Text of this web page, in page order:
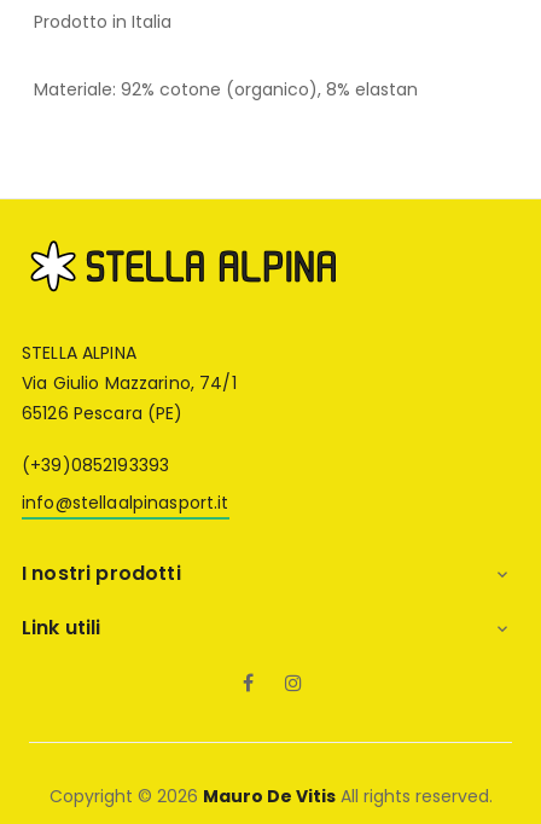
Prodotto in Italia
Materiale: 92% cotone (organico), 8% elastan
STELLA ALPINA
Via Giulio Mazzarino, 74/1
65126 Pescara (PE)
(+39)0852193393
info@stellaalpinasport.it
I nostri prodotti 
Link utili 
Facebook
Copyright © 2026 Mauro De VitisAll rights reserved.